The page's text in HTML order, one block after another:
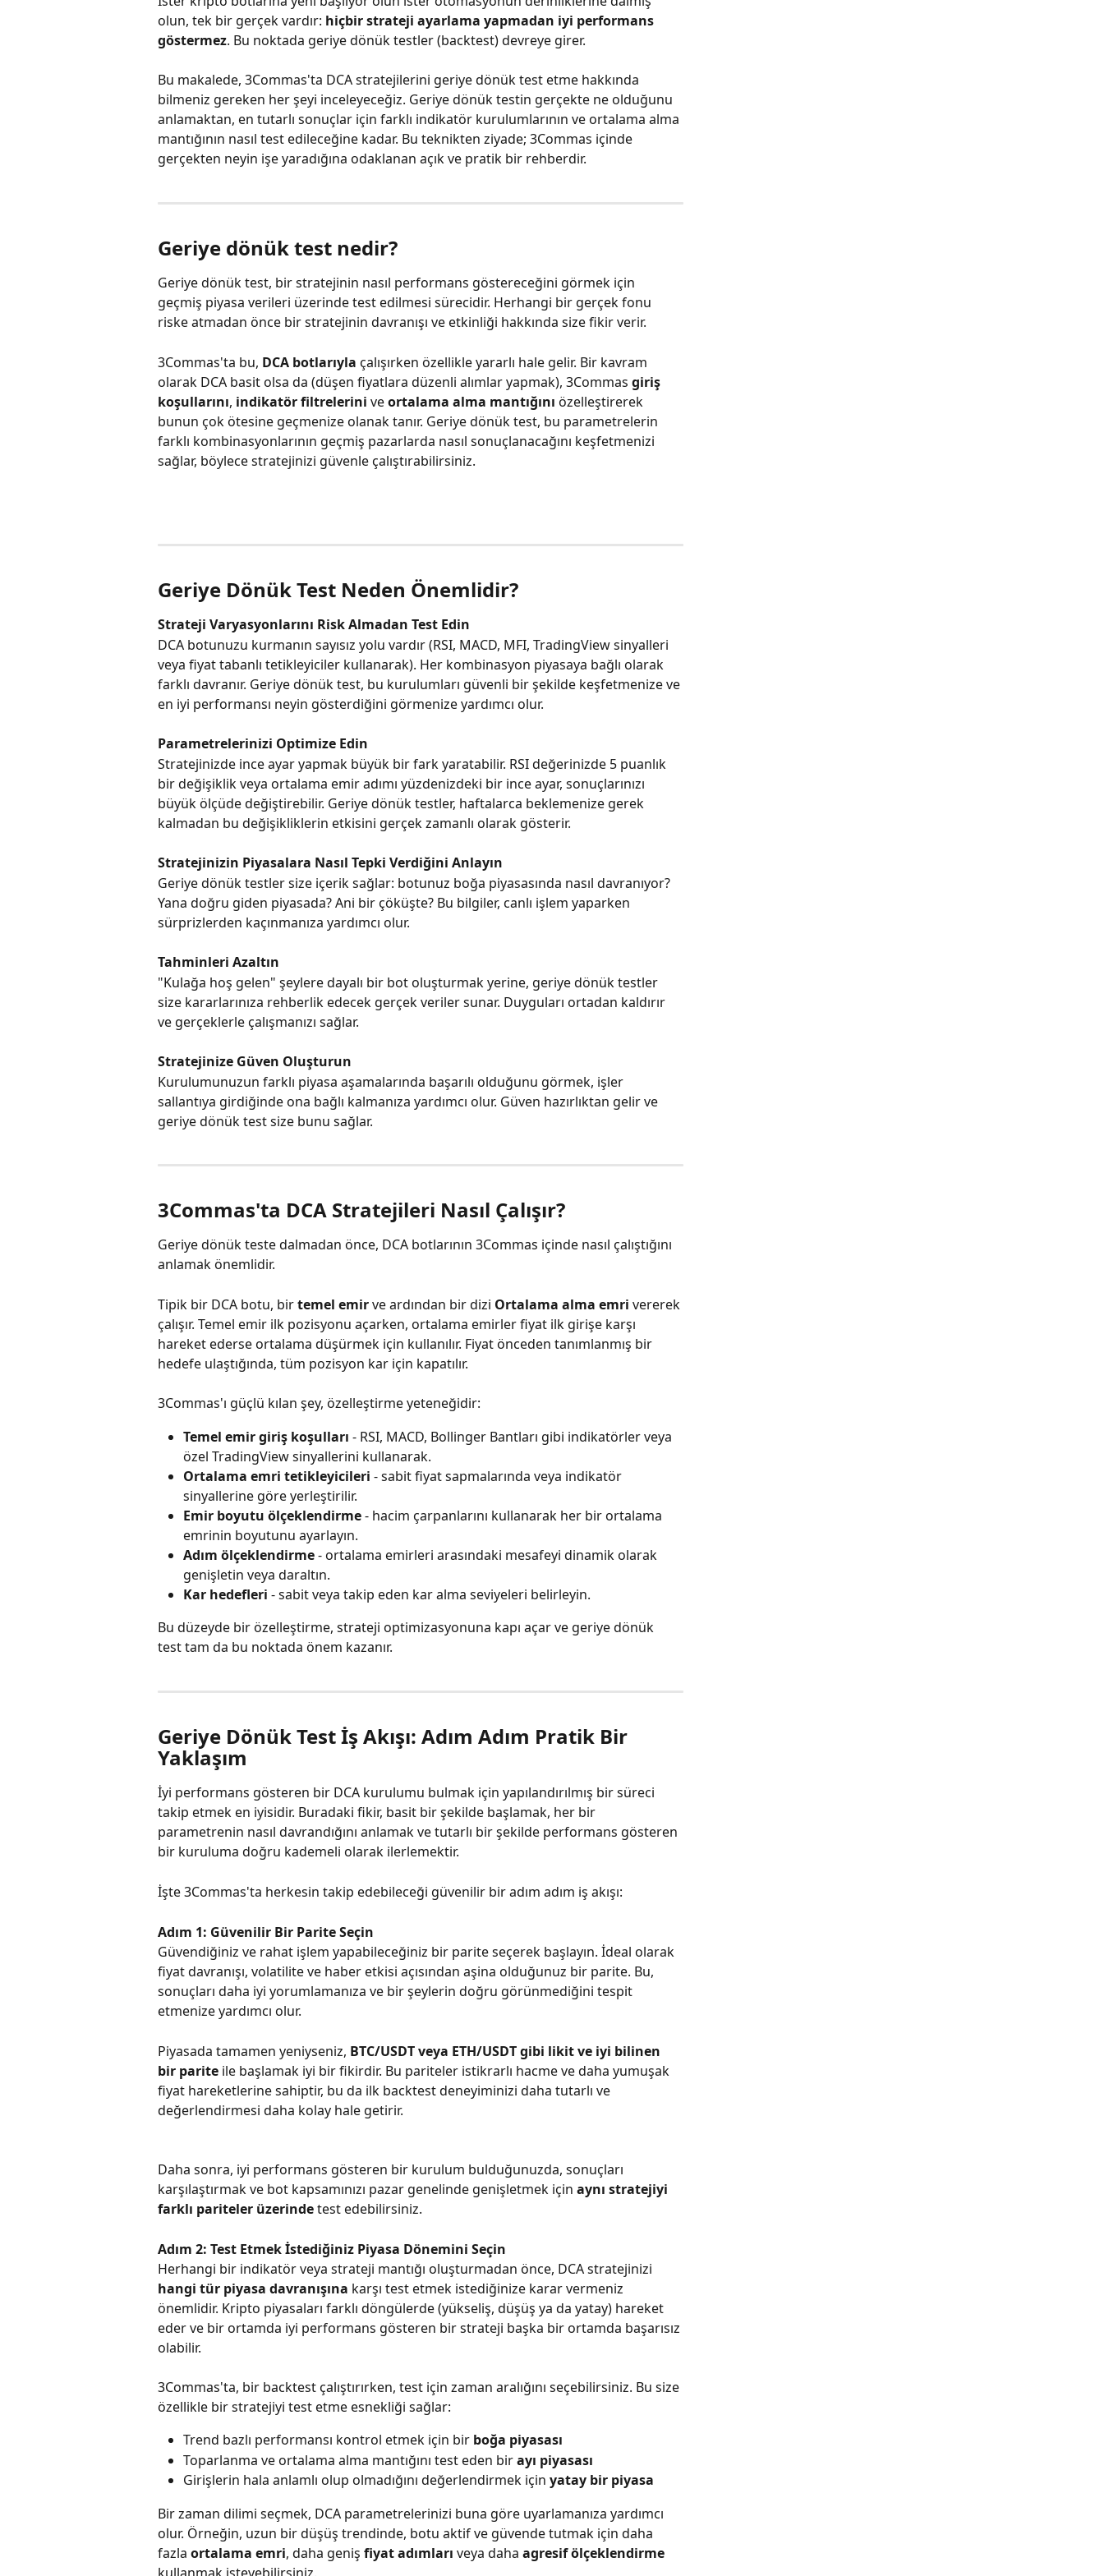
olun, tek bir gerçek vardır: hiçbir strateji ayarlama yapmadan iyi performans
göstermez. Bu noktada geriye dönük testler (backtest) devreye girer.
Bu makalede, 3Commas'ta DCA stratejilerini geriye dönük test etme hakkında
bilmeniz gereken her şeyi inceleyeceğiz. Geriye dönük testin gerçekte ne olduğunu
anlamaktan, en tutarlı sonuçlar için farklı indikatör kurulumlarının ve ortalama alma
mantığının nasıl test edileceğine kadar. Bu teknikten ziyade; 3Commas içinde
gerçekten neyin işe yaradığına odaklanan açık ve pratik bir rehberdir.
Geriye dönük test nedir?
Geriye dönük test, bir stratejinin nasıl performans göstereceğini görmek için
geçmiş piyasa verileri üzerinde test edilmesi sürecidir. Herhangi bir gerçek fonu
riske atmadan önce bir stratejinin davranışı ve etkinliği hakkında size fikir verir.
3Commas'ta bu, DCA botlarıyla çalışırken özellikle yararlı hale gelir. Bir kavram
olarak DCA basit olsa da (düşen fiyatlara düzenli alımlar yapmak), 3Commas giriş
koşullarını, indikatör filtrelerini ve ortalama alma mantığını özelleştirerek
bunun çok ötesine geçmenize olanak tanır. Geriye dönük test, bu parametrelerin
farklı kombinasyonlarının geçmiş pazarlarda nasıl sonuçlanacağını keşfetmenizi
sağlar, böylece stratejinizi güvenle çalıştırabilirsiniz.
Geriye Dönük Test Neden Önemlidir?
Strateji Varyasyonlarını Risk Almadan Test Edin
DCA botunuzu kurmanın sayısız yolu vardır (RSI, MACD, MFI, TradingView sinyalleri
veya fiyat tabanlı tetikleyiciler kullanarak). Her kombinasyon piyasaya bağlı olarak
farklı davranır. Geriye dönük test, bu kurulumları güvenli bir şekilde keşfetmenize ve
en iyi performansı neyin gösterdiğini görmenize yardımcı olur.
Parametrelerinizi Optimize Edin
Stratejinizde ince ayar yapmak büyük bir fark yaratabilir. RSI değerinizde 5 puanlık
bir değişiklik veya ortalama emir adımı yüzdenizdeki bir ince ayar, sonuçlarınızı
büyük ölçüde değiştirebilir. Geriye dönük testler, haftalarca beklemenize gerek
kalmadan bu değişikliklerin etkisini gerçek zamanlı olarak gösterir.
Stratejinizin Piyasalara Nasıl Tepki Verdiğini Anlayın
Geriye dönük testler size içerik sağlar: botunuz boğa piyasasında nasıl davranıyor?
Yana doğru giden piyasada? Ani bir çöküşte? Bu bilgiler, canlı işlem yaparken
sürprizlerden kaçınmanıza yardımcı olur.
Tahminleri Azaltın
"Kulağa hoş gelen" şeylere dayalı bir bot oluşturmak yerine, geriye dönük testler
size kararlarınıza rehberlik edecek gerçek veriler sunar. Duyguları ortadan kaldırır
ve gerçeklerle çalışmanızı sağlar.
Stratejinize Güven Oluşturun
Kurulumunuzun farklı piyasa aşamalarında başarılı olduğunu görmek, işler
sallantıya girdiğinde ona bağlı kalmanıza yardımcı olur. Güven hazırlıktan gelir ve
geriye dönük test size bunu sağlar.
3Commas'ta DCA Stratejileri Nasıl Çalışır?
Geriye dönük teste dalmadan önce, DCA botlarının 3Commas içinde nasıl çalıştığını
anlamak önemlidir.
Tipik bir DCA botu, bir temel emir ve ardından bir dizi Ortalama alma emri vererek
çalışır. Temel emir ilk pozisyonu açarken, ortalama emirler fiyat ilk girişe karşı
hareket ederse ortalama düşürmek için kullanılır. Fiyat önceden tanımlanmış bir
hedefe ulaştığında, tüm pozisyon kar için kapatılır.
3Commas'ı güçlü kılan şey, özelleştirme yeteneğidir:
Temel emir giriş koşulları - RSI, MACD, Bollinger Bantları gibi indikatörler veya
özel TradingView sinyallerini kullanarak.
Ortalama emri tetikleyicileri - sabit fiyat sapmalarında veya indikatör
sinyallerine göre yerleştirilir.
Emir boyutu ölçeklendirme - hacim çarpanlarını kullanarak her bir ortalama
emrinin boyutunu ayarlayın.
Adım ölçeklendirme - ortalama emirleri arasındaki mesafeyi dinamik olarak
genişletin veya daraltın.
Kar hedefleri - sabit veya takip eden kar alma seviyeleri belirleyin.
Bu düzeyde bir özelleştirme, strateji optimizasyonuna kapı açar ve geriye dönük
test tam da bu noktada önem kazanır.
Geriye Dönük Test İş Akışı: Adım Adım Pratik Bir
Yaklaşım
İyi performans gösteren bir DCA kurulumu bulmak için yapılandırılmış bir süreci
takip etmek en iyisidir. Buradaki fikir, basit bir şekilde başlamak, her bir
parametrenin nasıl davrandığını anlamak ve tutarlı bir şekilde performans gösteren
bir kuruluma doğru kademeli olarak ilerlemektir.
İşte 3Commas'ta herkesin takip edebileceği güvenilir bir adım adım iş akışı:
Adım 1: Güvenilir Bir Parite Seçin
Güvendiğiniz ve rahat işlem yapabileceğiniz bir parite seçerek başlayın. İdeal olarak
fiyat davranışı, volatilite ve haber etkisi açısından aşina olduğunuz bir parite. Bu,
sonuçları daha iyi yorumlamanıza ve bir şeylerin doğru görünmediğini tespit
etmenize yardımcı olur.
Piyasada tamamen yeniyseniz, BTC/USDT veya ETH/USDT gibi likit ve iyi bilinen
bir parite ile başlamak iyi bir fikirdir. Bu pariteler istikrarlı hacme ve daha yumuşak
fiyat hareketlerine sahiptir, bu da ilk backtest deneyiminizi daha tutarlı ve
değerlendirmesi daha kolay hale getirir.
Daha sonra, iyi performans gösteren bir kurulum bulduğunuzda, sonuçları
karşılaştırmak ve bot kapsamınızı pazar genelinde genişletmek için aynı stratejiyi
farklı pariteler üzerinde test edebilirsiniz.
Adım 2: Test Etmek İstediğiniz Piyasa Dönemini Seçin
Herhangi bir indikatör veya strateji mantığı oluşturmadan önce, DCA stratejinizi
hangi tür piyasa davranışına karşı test etmek istediğinize karar vermeniz
önemlidir. Kripto piyasaları farklı döngülerde (yükseliş, düşüş ya da yatay) hareket
eder ve bir ortamda iyi performans gösteren bir strateji başka bir ortamda başarısız
olabilir.
3Commas'ta, bir backtest çalıştırırken, test için zaman aralığını seçebilirsiniz. Bu size
özellikle bir stratejiyi test etme esnekliği sağlar:
Trend bazlı performansı kontrol etmek için bir boğa piyasası
Toparlanma ve ortalama alma mantığını test eden bir ayı piyasası
Girişlerin hala anlamlı olup olmadığını değerlendirmek için yatay bir piyasa
Bir zaman dilimi seçmek, DCA parametrelerinizi buna göre uyarlamanıza yardımcı
olur. Örneğin, uzun bir düşüş trendinde, botu aktif ve güvende tutmak için daha
fazla ortalama emri, daha geniş fiyat adımları veya daha agresif ölçeklendirme